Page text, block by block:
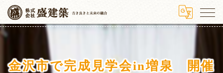
金沢市で完成見学会in増泉 開催